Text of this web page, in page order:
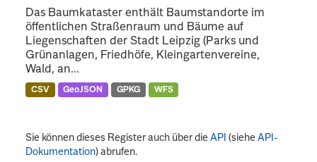
Das Baumkataster enthält Baumstandorte im
öffentlichen Straßenraum und Bäume auf
Liegenschaften der Stadt Leipzig (Parks und
Grünanlagen, Friedhöfe, Kleingartenvereine,
Wald, an...
CSV GeoJSON GPKG WFS
Sie können dieses Register auch über dieAPI (sieheAPI-
Dokumentation) abrufen.